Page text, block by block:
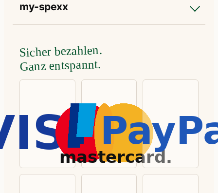
my-spexx
Sicher bezahlen.
Ganz entspannt.